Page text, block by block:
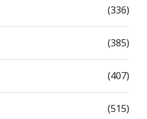
(336)
(385)
(407)
(515)